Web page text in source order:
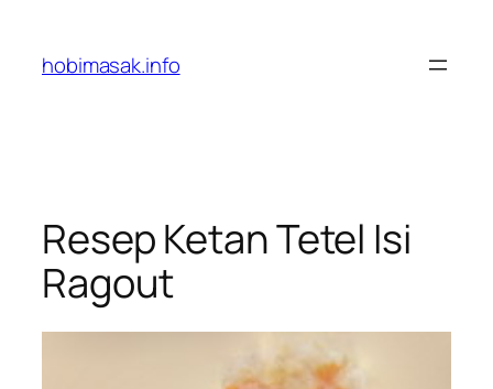
content
hobimasak.info
Resep Ketan Tetel Isi
Ragout